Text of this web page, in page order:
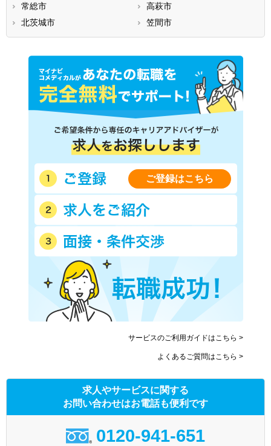
常総市
高萩市
北茨城市
笠間市
ご登録はこちら
サービスのご利用ガイドはこちら >
よくあるご質問はこちら >
求人やサービスに関する
お問い合わせはお電話も便利です
0120-941-651